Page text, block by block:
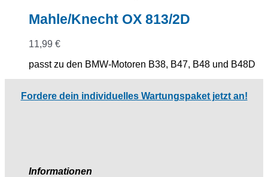
Mahle/Knecht OX 813/2D
11,99 €
passt zu den BMW-Motoren B38, B47, B48 und B48D
Fordere dein individuelles Wartungspaket jetzt an!
Informationen